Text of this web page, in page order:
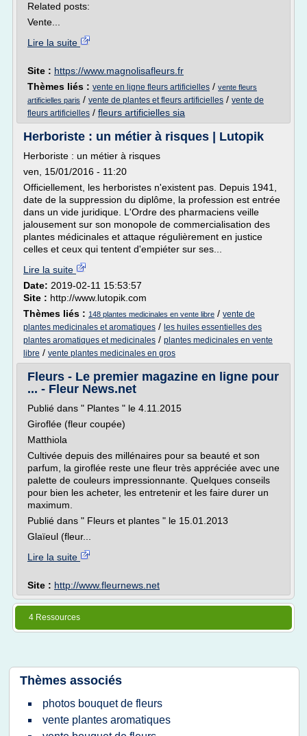
Related posts:
Vente...
Lire la suite
Site : https://www.magnolisafleurs.fr
Thèmes liés : vente en ligne fleurs artificielles / vente fleurs
artificielles paris / vente de plantes et fleurs artificielles / vente de
fleurs artificielles / fleurs artificielles sia
Herboriste : un métier à risques | Lutopik
Herboriste : un métier à risques
ven, 15/01/2016 - 11:20
Officiellement, les herboristes n'existent pas. Depuis 1941,
date de la suppression du diplôme, la profession est entrée
dans un vide juridique. L'Ordre des pharmaciens veille
jalousement sur son monopole de commercialisation des
plantes médicinales et attaque régulièrement en justice
celles et ceux qui tentent d'empiéter sur ses...
Lire la suite
Date: 2019-02-11 15:53:57
Site : http://www.lutopik.com
Thèmes liés : 148 plantes medicinales en vente libre / vente de
plantes medicinales et aromatiques / les huiles essentielles des
plantes aromatiques et medicinales / plantes medicinales en vente
libre / vente plantes medicinales en gros
Fleurs - Le premier magazine en ligne pour
... - Fleur News.net
Publié dans " Plantes " le 4.11.2015
Giroflée (fleur coupée)
Matthiola
Cultivée depuis des millénaires pour sa beauté et son
parfum, la giroflée reste une fleur très appréciée avec une
palette de couleurs impressionnante. Quelques conseils
pour bien les acheter, les entretenir et les faire durer un
maximum.
Publié dans " Fleurs et plantes " le 15.01.2013
Glaïeul (fleur...
Lire la suite
Site : http://www.fleurnews.net
4 Ressources
Thèmes associés
photos bouquet de fleurs
vente plantes aromatiques